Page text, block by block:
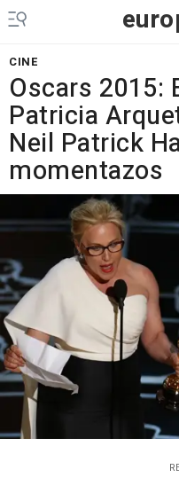
CINE
Oscars 2015:
Patricia
Neil Patrick
momentazos